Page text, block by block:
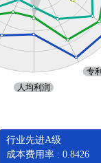
行业先进A级
成本费用率 : 0.8426